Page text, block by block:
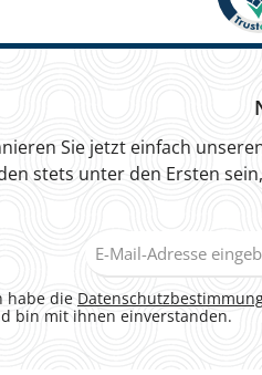
Sie jetzt einfach
stets unter den Ersten
habe die
bin mit ihnen einverstanden.